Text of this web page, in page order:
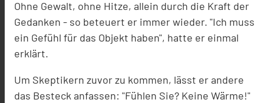
Ohne Gewalt, ohne Hitze, allein durch die Kraft der
Gedanken - so beteuert er immer wieder. "Ich muss
ein Gefühl für das Objekt haben", hatte er einmal
erklärt.
Um Skeptikern zuvor zu kommen, lässt er andere
das Besteck anfassen: "Fühlen Sie? Keine Wärme!"